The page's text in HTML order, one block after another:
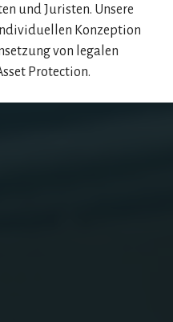
und Juristen. Unsere
Konzeption
von legalen
Protection.